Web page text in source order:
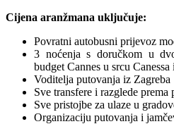
Cijena aranžmana uključuje:
Povratni autobusni prijevoz
3 noćenja s doručkom u
budget Cannes u srcu Canessa
Voditelja putovanja iz Zagreba
Sve transfere i razglede prema
Sve pristojbe za ulaze u
Organizaciju putovanja i